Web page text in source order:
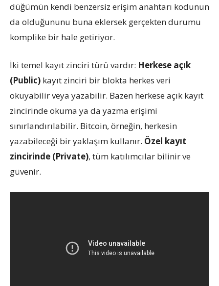
düğümün kendi benzersiz erişim anahtarı kodunun
da olduğununu buna eklersek gerçekten durumu
komplike bir hale getiriyor.
İki temel kayıt zinciri türü vardır: Herkese açık
(Public) kayıt zinciri bir blokta herkes veri
okuyabilir veya yazabilir. Bazen herkese açık kayıt
zincirinde okuma ya da yazma erişimi
sınırlandırılabilir. Bitcoin, örneğin, herkesin
yazabileceği bir yaklaşım kullanır. Özel kayıt
zincirinde (Private), tüm katılımcılar bilinir ve
güvenir.